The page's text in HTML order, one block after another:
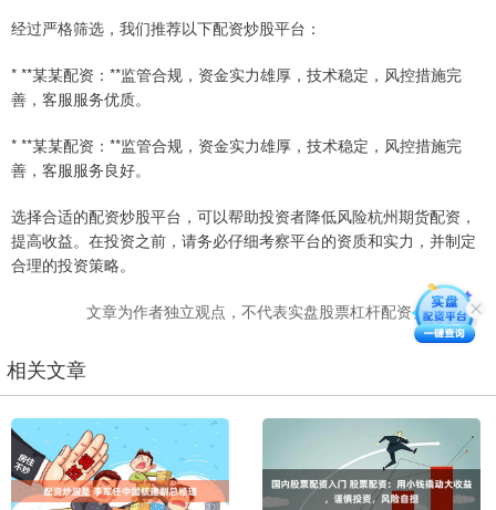
经过严格筛选，我们推荐以下配资炒股平台：
* **某某配资：**监管合规，资金实力雄厚，技术稳定，风控措施完
善，客服服务优质。
* **某某配资：**监管合规，资金实力雄厚，技术稳定，风控措施完
善，客服服务良好。
选择合适的配资炒股平台，可以帮助投资者降低风险杭州期货配资，
提高收益。在投资之前，请务必仔细考察平台的资质和实力，并制定
合理的投资策略。
文章为作者独立观点，不代表实盘股票杠杆配资公司观点
相关文章